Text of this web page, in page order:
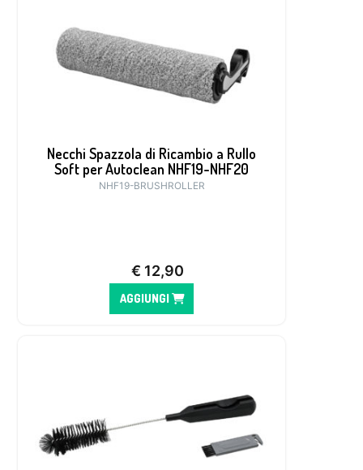
Necchi Spazzola di Ricambio a Rullo
Soft per Autoclean NHF19-NHF20
NHF19-BRUSHROLLER
€ 12,90
AGGIUNGI